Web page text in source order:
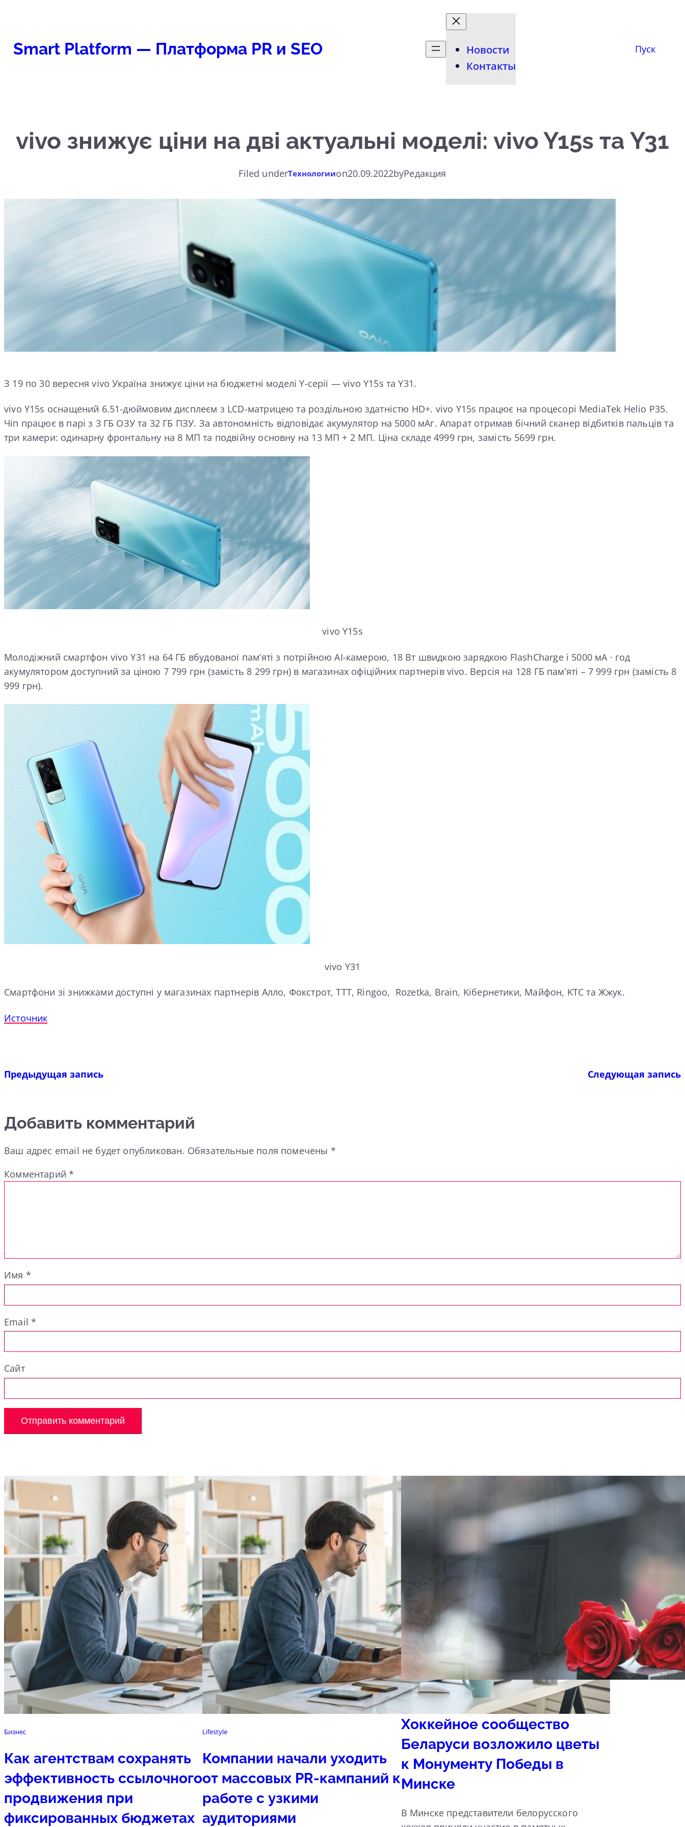
Smart Platform — Платформа PR и SEO
Новости
Контакты
Пуск
vivo знижує ціни на дві актуальні моделі: vivo Y15s та Y31
Filed underТехнологииon20.09.2022byРедакция
З 19 по 30 вересня vivo Україна знижує ціни на бюджетні моделі Y-серії — vivo Y15s та Y31.
vivo Y15s оснащений 6.51-дюймовим дисплеєм з LCD-матрицею та роздільною здатністю HD+. vivo Y15s працює на процесорі MediaTek Helio P35.
Чіп працює в парі з 3 ГБ ОЗУ та 32 ГБ ПЗУ. За автономність відповідає акумулятор на 5000 мАг. Апарат отримав бічний сканер відбитків пальців та
три камери: одинарну фронтальну на 8 МП та подвійну основну на 13 МП + 2 МП. Ціна складе 4999 грн, замість 5699 грн.
vivo Y15s
Молодіжний смартфон vivo Y31 на 64 ГБ вбудованої пам’яті з потрійною AI-камерою, 18 Вт швидкою зарядкою FlashCharge і 5000 мА · год
акумулятором доступний за ціною 7 799 грн (замість 8 299 грн) в магазинах офіційних партнерів vivo. Версія на 128 ГБ пам’яті – 7 999 грн (замість 8
999 грн).
vivo Y31
Смартфони зі знижками доступні у магазинах партнерів Алло, Фокстрот, ТТТ, Ringoo, Rozetka, Brain, Kібернетики, Майфон, KTC та Жжук.
Источник
Предыдущая запись Следующая запись
Добавить комментарий
Ваш адрес email не будет опубликован. Обязательные поля помечены *
Комментарий*
Имя *
Email*
Сайт
Бизнес
Как агентствам сохранять
эффективность ссылочного
продвижения при
фиксированных бюджетах
Lifestyle
Компании начали уходить
от массовых PR-кампаний к
работе с узкими
аудиториями
Спорт
Хоккейное сообщество
Беларуси возложило цветы
к Монументу Победы в
Минске
В Минске представители белорусского